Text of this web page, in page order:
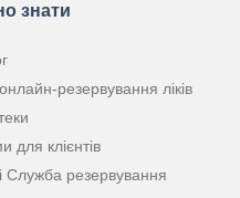
знати
резервування ліків
для клієнтів
Служба резервування